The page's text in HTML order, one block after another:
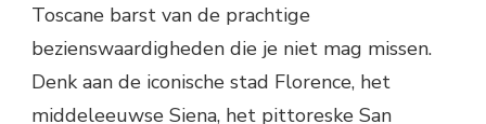
Toscane barst van de prachtige
bezienswaardigheden die je niet mag missen.
Denk aan de iconische stad Florence, het
middeleeuwse Siena, het pittoreske San